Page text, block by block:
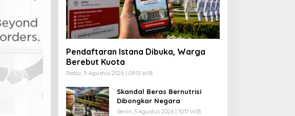
Pendaftaran Istana Dibuka, Warga
Berebut Kuota
Rabu, 5 Agustus 2026 | 09:13 WIB
Skandal Beras Bernutrisi
Dibongkar Negara
Senin, 3 Agustus 2026 | 10:11 WIB